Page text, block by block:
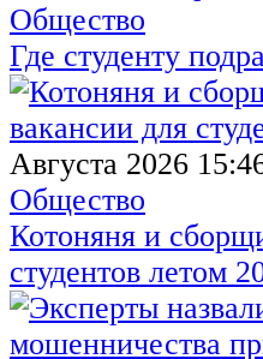
Общество
Где студенту
Августа 2026
Общество
Котоняня и
студентов летом